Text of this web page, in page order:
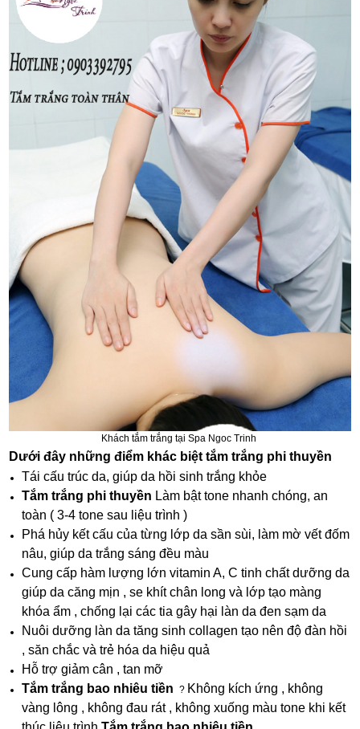
Khách tắm trắng tại Spa Ngoc Trinh
Dưới đây những điểm khác biệt tắm trắng phi thuyền
Tái cấu trúc da, giúp da hồi sinh trắng khỏe
Tắm trắng phi thuyền Làm bật tone nhanh chóng, an
toàn ( 3-4 tone sau liệu trình )
Phá hủy kết cấu của từng lớp da sần sùi, làm mờ vết đốm
nâu, giúp da trắng sáng đều màu
Cung cấp hàm lượng lớn vitamin A, C tinh chất dưỡng da
giúp da căng mịn , se khít chân long và lớp tạo màng
khóa ẩm , chống lại các tia gây hại làn da đen sạm da
Nuôi dưỡng làn da tăng sinh collagen tạo nên độ đàn hồi
, săn chắc và trẻ hóa da hiệu quả
Hỗ trợ giảm cân , tan mỡ
Tắm trắng bao nhiêu tiền ? Không kích ứng , không
vàng lông , không đau rát , không xuống màu tone khi kết